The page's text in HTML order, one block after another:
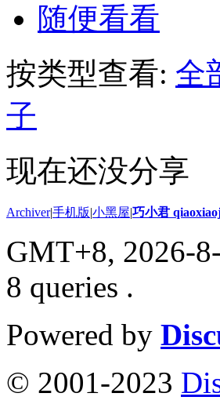
随便看看
按类型查看: 全
子
现在还没分享
Archiver|手机版|小黑屋|巧小君
GMT+8, 2026-
8 queries .
Powered by
© 2001-2023